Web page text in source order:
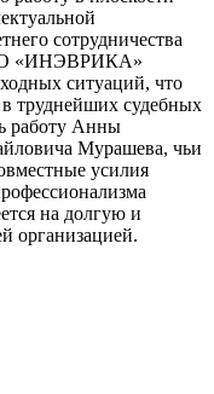
сотрудничества
«ИНЭВРИКА»
ситуаций, что
труднейших судебных
работу Анны
Мурашева, чьи
усилия
на долгую и
организацией.